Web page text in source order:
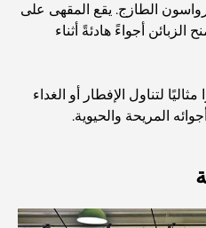
مقارنة واضحة لمشتري
الأمثل
الطازج. يقع المقهى على
الزبائن أجواءً هادئةً أثناء
لتناول الإفطار أو الغداء
المريحة والحيوية.